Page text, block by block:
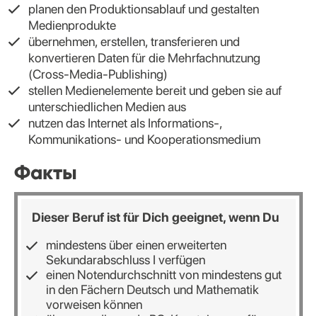
planen den Produktionsablauf und gestalten
Medienprodukte
übernehmen, erstellen, transferieren und
konvertieren Daten für die Mehrfachnutzung
(Cross-Media-Publishing)
stellen Medienelemente bereit und geben sie auf
unterschiedlichen Medien aus
nutzen das Internet als Informations-,
Kommunikations- und Kooperationsmedium
Факты
Dieser Beruf ist für Dich geeignet, wenn Du
mindestens über einen erweiterten
Sekundarabschluss I verfügen
einen Notendurchschnitt von mindestens gut
in den Fächern Deutsch und Mathematik
vorweisen können